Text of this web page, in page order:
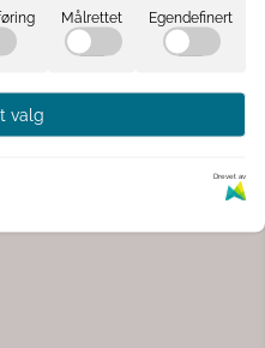
eller vorspiel
Målrettet Egendefinert
valg
Drevet av